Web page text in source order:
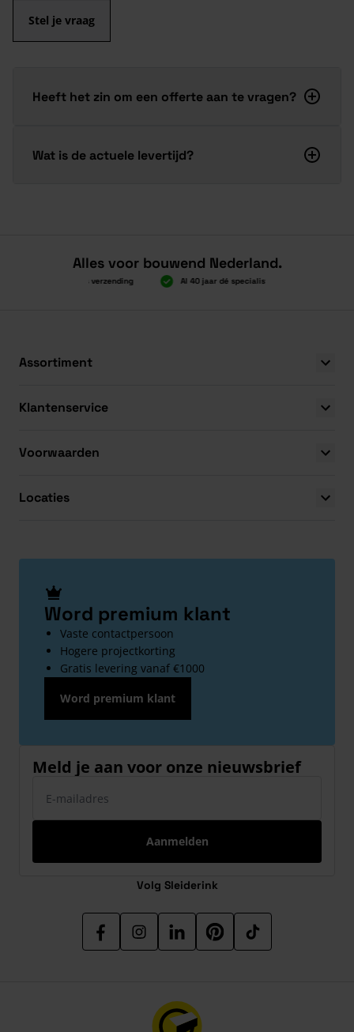
Stel je vraag
Heeft het zin om een offerte aan te vragen?
Wat is de actuele levertijd?
Alles voor bouwend Nederland.
Boven 2.000 gratis verzending Al 40 jaar dé specialist
Assortiment
Klantenservice
Voorwaarden
Locaties
Word premium klant
Vaste contactpersoon
Hogere projectkorting
Gratis levering vanaf €1000
Word premium klant
Meld je aan voor onze nieuwsbrief
Aanmelden
Volg Sleiderink